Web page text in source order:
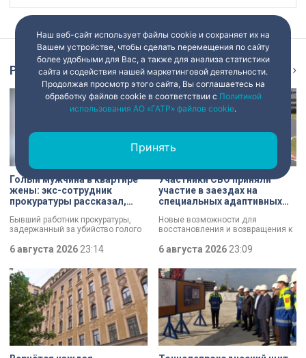
Репортаж
Голый мужчина в квартире
жены: экс-сотрудник
прокуратуры рассказал,
Бывший работник прокуратуры,
задержанный за убийство голого
которые толкнули его на страшное
преступление. Два года назад он
вынес мертвеца из дома на улице
Луначарского, выдавая
бездыханного мужчину за
изрядно перебравшего приятеля.
6 августа 2026 23:14
Участники СВО приняли
участие в заездах на
специальных адаптивных
Новые возможности для
восстановления и возвращения к
фонда «СВОй дом» в Петербурге
встретились с участниками
специальной военной операции,
которые сейчас проходят курс
реабилитации. Главным событием
дня стали заезды на специальных
адаптивных карт-машинах, где
ветераны смогли лично
протестировать технику и
почувствовать скорость.
6 августа 2026 23:09
Наш веб-сайт использует файлы cookie и сохраняет их на
Вашем устройстве, чтобы сделать перемещения по сайту
более удобными для Вас, а также для анализа статистики
сайта и содействия нашей маркетинговой деятельности.
Продолжая просмотр этого сайта, Вы соглашаетесь на
обработку файлов cookie в соответствии с Политикой
использования АО «ГАТР» файлов cookie.
Принять